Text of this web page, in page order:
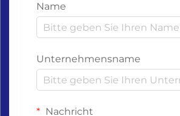
Name
Unternehmensname
Nachricht